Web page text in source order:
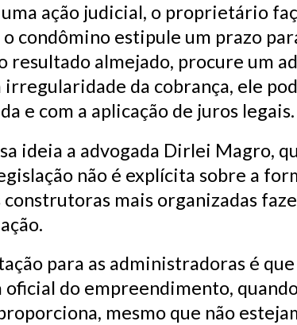
ação judicial, o proprietário
condômino estipule um prazo
resultado almejado, procure um
irregularidade da cobrança, ele
e com a aplicação de juros legais.
ideia a advogada Dirlei Magro,
não é explícita sobre a
construtoras mais organizadas
para as administradoras é
oficial do empreendimento,
mesmo que não